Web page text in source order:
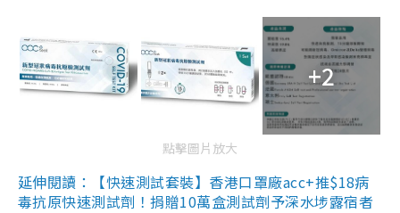
+2
點擊圖片放大
延伸閱讀：【快速測試套裝】香港口罩廠acc+推$18病
毒抗原快速測試劑！捐贈10萬盒測試劑予深水埗露宿者